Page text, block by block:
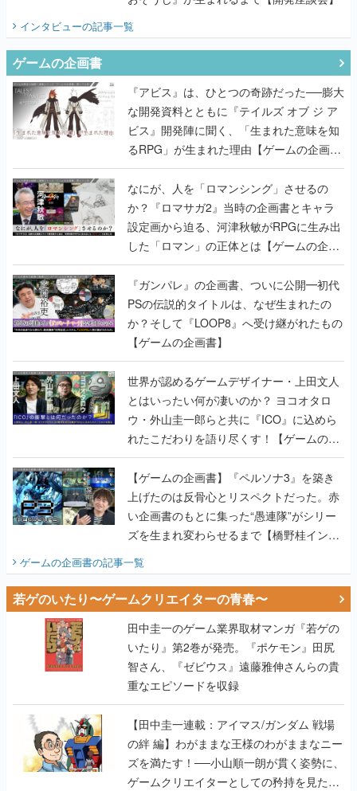
インタビューの記事一覧
ゲームの企画書
『アビス』は、ひとつの奇跡だった──膨大
な開発資料とともに『テイルズ オブ ジ ア
ビス』開発陣に聞く、「生まれた意味を知
るRPG」が生まれた理由【ゲームの企画
書】
なにが、人を「ロマンシング」させるの
か？『ロマサガ2』当時の企画書とキャラ
設定画から迫る、河津秋敏がRPGに生み出
した「ロマン」の正体とは【ゲームの企画
書】
『ガンパレ』の企画書、ついに公開━初代
PSの伝説的タイトルは、なぜ生まれたの
か？そして『LOOP8』へ受け継がれたもの
【ゲームの企画書】
世界が認めるゲームデザイナー・上田文人
とはいったい何が凄いのか？ ヨコオタロ
ウ・外山圭一郎らと共に『ICO』に込めら
れたこだわりを語り尽くす！【ゲームの企
画書】
【ゲームの企画書】『ペルソナ3』を築き
上げたのは反骨心とリスペクトだった。赤
い企画書のもとに集った“愚連隊”がシリー
ズを生まれ変わらせるまで【橋野桂インタ
ゲームの企画書の記事一覧
若ゲのいたり〜ゲームクリエイターの青春〜
田中圭一のゲーム業界取材マンガ『若ゲの
いたり』第2巻が発売。『ポケモン』田尻
智さん、『ゼビウス』遠藤雅伸さんらの貴
重なエピソードを収録
【田中圭一連載：アイマス/ガンダム 戦場
の絆 編】わがままな王様のわがままなニー
ズを満たす！──小山順一朗が貫く姿勢に、
ゲームクリエイターとしての矜持を見た